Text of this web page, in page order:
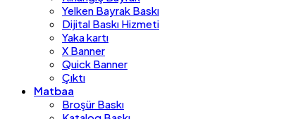
Yelken Bayrak Baskı
Dijital Baskı Hizmeti
Yaka kartı
X Banner
Quick Banner
Çıktı
Matbaa
Broşür Baskı